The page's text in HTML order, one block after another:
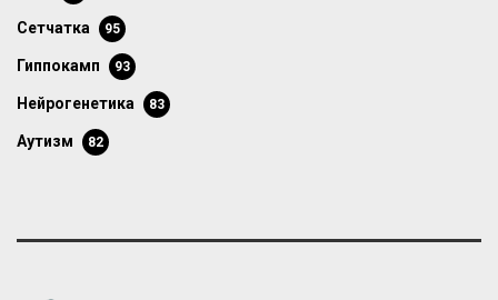
сетчатка 95
гиппокамп 93
нейрогенетика 83
аутизм 82